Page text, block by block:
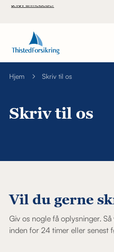
Hjem Skriv til os
Skriv til os
Vil du gerne
Giv os nogle få oplysninger.
inden for 24 timer eller senest